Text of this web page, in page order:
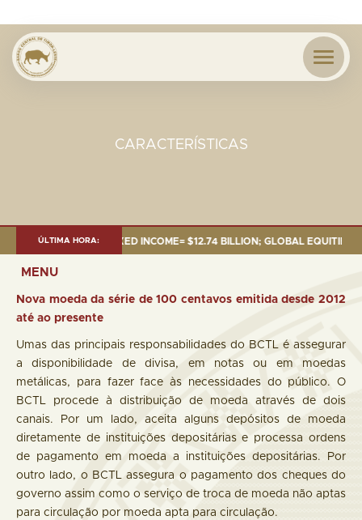
CARACTERÍSTICAS
ÚLTIMA HORA:
GLOBAL FIXED INCOME= $12.74 BILLION; GLOBAL EQUITIES=
MENU
Nova moeda da série de 100 centavos emitida desde 2012
até ao presente
Umas das principais responsabilidades do BCTL é assegurar
a disponibilidade de divisa, em notas ou em moedas
metálicas, para fazer face às necessidades do público. O
BCTL procede à distribuição de moeda através de dois
canais. Por um lado, aceita alguns depósitos de moeda
diretamente de instituições depositárias e processa ordens
de pagamento em moeda a instituições depositárias. Por
outro lado, o BCTL assegura o pagamento dos cheques do
governo assim como o serviço de troca de moeda não aptas
para circulação por moeda apta para circulação.